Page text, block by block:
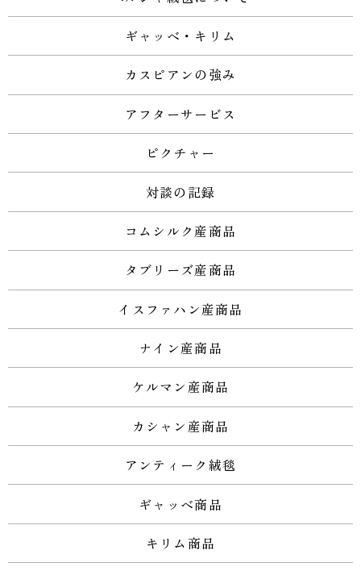
ギャッベ・キリム
カスピアンの強み
アフターサービス
ピクチャー
対談の記録
コムシルク産商品
タブリーズ産商品
イスファハン産商品
ナイン産商品
ケルマン産商品
カシャン産商品
アンティーク絨毯
ギャッベ商品
キリム商品